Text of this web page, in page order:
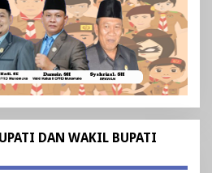
DAN WAKIL BUPATI